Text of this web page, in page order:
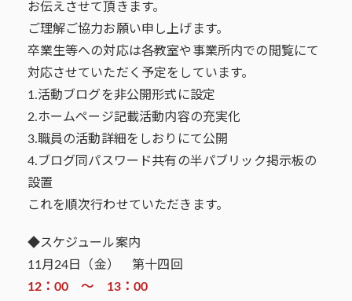
お伝えさせて頂きます。
ご理解ご協力お願い申し上げます。
卒業生等への対応は各教室や事業所内での閲覧にて
対応させていただく予定をしています。
1.活動ブログを非公開形式に設定
2.ホームページ記載活動内容の充実化
3.職員の活動詳細をしおりにて公開
4.ブログ同パスワード共有の半パブリック掲示板の
設置
これを順次行わせていただきます。
◆スケジュール案内
11月24日（金） 第十四回
12：00 ～ 13：00